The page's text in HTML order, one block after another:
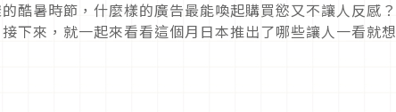
酷暑時節，什麼樣的廣告最能喚起購買慾又不讓人反感？
下來，就一起來看看這個月日本推出了哪些讓人一看就想